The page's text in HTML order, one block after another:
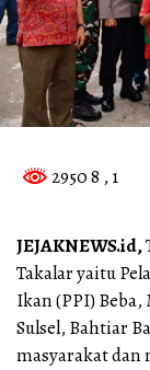
2950 8 , 1
JEJAKNEWS.id,
Takalar yaitu
Ikan (PPI)
Sulsel, Bahtiar
masyarakat dan